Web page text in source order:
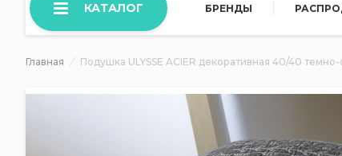
КАТАЛОГ БРЕНДЫ
Главная Подушка ULYSSE ACIER декоративная 40/40